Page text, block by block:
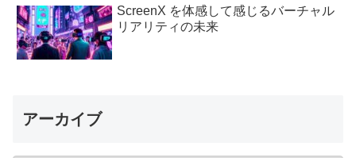
ScreenX を体感して感じるバーチャル
リアリティの未来
アーカイブ